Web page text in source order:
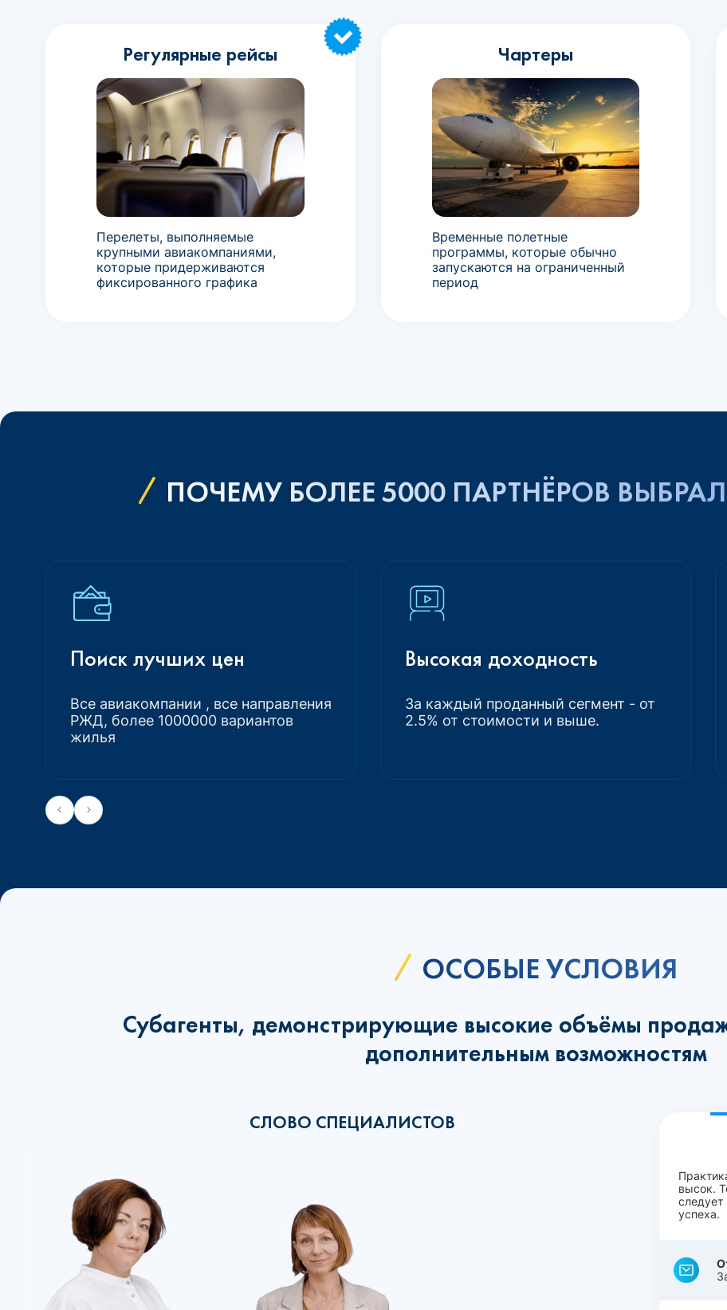
Регулярные рейсы
Перелеты, выполняемые
крупными авиакомпаниями,
которые придерживаются
фиксированного графика
Чартеры
Временные полетные
программы, которые обычно
запускаются на ограниченный
период
ПОЧЕМУ БОЛЕЕ 5000 ПАРТНЁРОВ
Поиск лучших цен
Все авиакомпании , все направления
РЖД, более 1000000 вариантов
жилья
Высокая доходность
За каждый проданный сегмент - от
2.5% от стоимости и выше.
ОСОБЫЕ УСЛОВИЯ
Субагенты, демонстрирующие высокие объёмы
дополнительным возможностям
СЛОВО СПЕЦИАЛИСТОВ
высок.
успеха.